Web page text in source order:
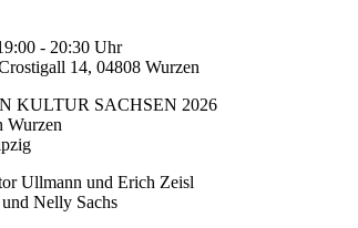
- 20:30 Uhr
14, 04808 Wurzen
KULTUR SACHSEN 2026
Wurzen
Ullmann und Erich Zeisl
Nelly Sachs